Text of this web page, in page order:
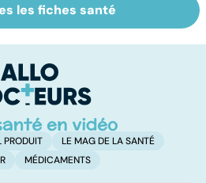
La salmonelle,
souvent à
gastro-entérites
les fiches santé
PRODUIT
LE MAG DE LA SANTÉ
MÉDICAMENTS